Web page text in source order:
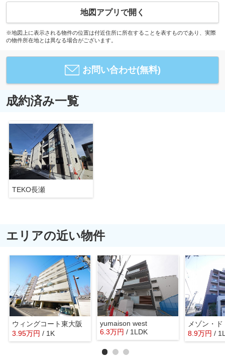
地図アプリで開く
※地図上に表示される物件の位置は付近住所に所在することを表すものであり、実際
の物件所在地とは異なる場合がございます。
お問い合わせ(無料)
成約済み一覧
TEKO長瀬
エリアの近い物件
ウィングコート東大阪
3.95万円 / 1K
yumaison west
6.3万円 / 1LDK
メゾン・
8.9万円 /